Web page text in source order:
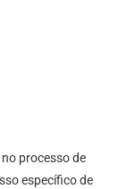
processo de
específico de